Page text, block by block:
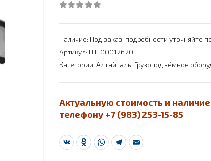
Наличие: Под заказ, подробности уточняйте
Артикул: UT-00012620
Категории: Алтайталь, Грузоподъёмное
Актуальную стоимость и
телефону +7 (983) 253-15-85
VK Odnoklassniki
WhatsApp
Telegram
Email